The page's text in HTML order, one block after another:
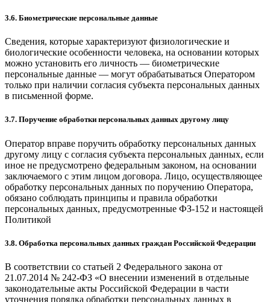
3.6. Биометрические персональные данные
Сведения, которые характеризуют физиологические и
биологические особенности человека, на основании которых
можно установить его личность — биометрические
персональные данные — могут обрабатываться Оператором
только при наличии согласия субъекта персональных данных
в письменной форме.
3.7. Поручение обработки персональных данных другому лицу
Оператор вправе поручить обработку персональных данных
другому лицу с согласия субъекта персональных данных, если
иное не предусмотрено федеральным законом, на основании
заключаемого с этим лицом договора. Лицо, осуществляющее
обработку персональных данных по поручению Оператора,
обязано соблюдать принципы и правила обработки
персональных данных, предусмотренные ФЗ-152 и настоящей
Политикой
3.8. Обработка персональных данных граждан Российской Федерации
В соответствии со статьей 2 Федерального закона от
21.07.2014 № 242-ФЗ «О внесении изменений в отдельные
законодательные акты Российской Федерации в части
уточнения порядка обработки персональных данных в